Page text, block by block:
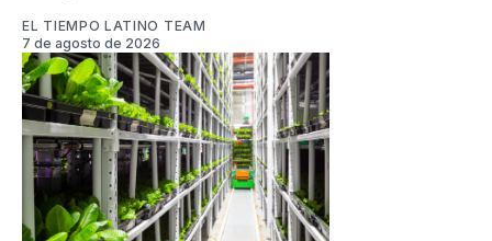
EL TIEMPO LATINO TEAM
7 de agosto de 2026